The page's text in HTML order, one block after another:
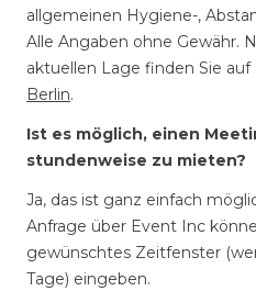
allgemeinen Hygiene-,
Alle Angaben ohne Gewähr.
aktuellen Lage finden Sie auf
Berlin.
Ist es möglich, einen
stundenweise zu mieten?
Ja, das ist ganz einfach
Anfrage über Event Inc
gewünschtes Zeitfenster
Tage) eingeben.